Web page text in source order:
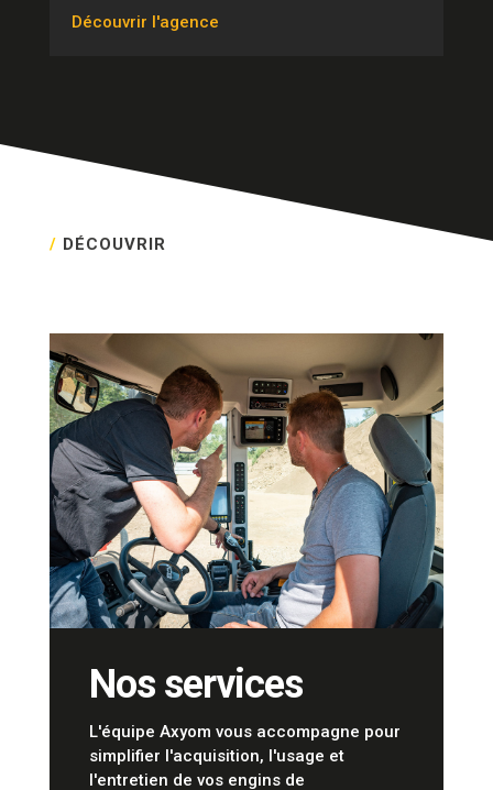
Découvrir l'agence
/ DÉCOUVRIR
Nos services
L'équipe Axyom vous accompagne pour
simplifier l'acquisition, l'usage et
l'entretien de vos engins de